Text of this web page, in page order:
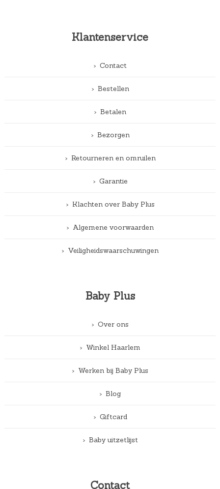
Klantenservice
Contact
Bestellen
Betalen
Bezorgen
Retourneren en omruilen
Garantie
Klachten over Baby Plus
Algemene voorwaarden
Veiligheidswaarschuwingen
Baby Plus
Over ons
Winkel Haarlem
Werken bij Baby Plus
Blog
Giftcard
Baby uitzetlijst
Contact